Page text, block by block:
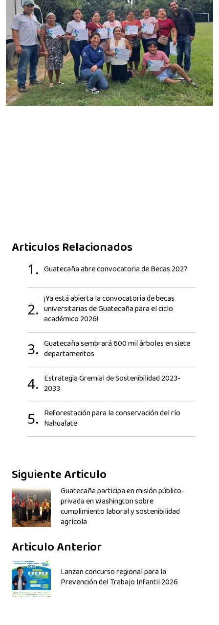
Articulos Relacionados
1. Guatecaña abre convocatoria de Becas 2027
2.
¡Ya está abierta la convocatoria de becas
universitarias de Guatecaña para el ciclo
académico 2026!
3. Guatecaña sembrará 600 mil árboles en siete
departamentos
4. Estrategia Gremial de Sostenibilidad 2023-
2033
5. Reforestación para la conservación del río
Nahualate
Siguiente Articulo
Guatecaña participa en misión público-
privada en Washington sobre
cumplimiento laboral y sostenibilidad
agrícola
Articulo Anterior
Lanzan concurso regional para la
Prevención del Trabajo Infantil 2026